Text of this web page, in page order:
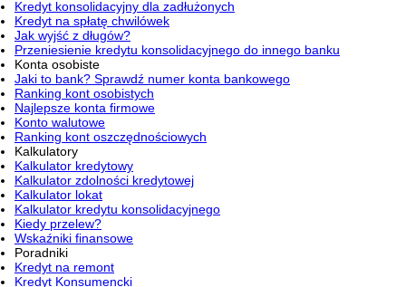
Kredyt konsolidacyjny dla zadłużonych
Kredyt na spłatę chwilówek
Jak wyjść z długów?
Przeniesienie kredytu konsolidacyjnego do innego banku
Konta osobiste
Jaki to bank? Sprawdź numer konta bankowego
Ranking kont osobistych
Najlepsze konta firmowe
Konto walutowe
Ranking kont oszczędnościowych
Kalkulatory
Kalkulator kredytowy
Kalkulator zdolności kredytowej
Kalkulator lokat
Kalkulator kredytu konsolidacyjnego
Kiedy przelew?
Wskaźniki finansowe
Poradniki
Kredyt na remont
Kredyt Konsumencki